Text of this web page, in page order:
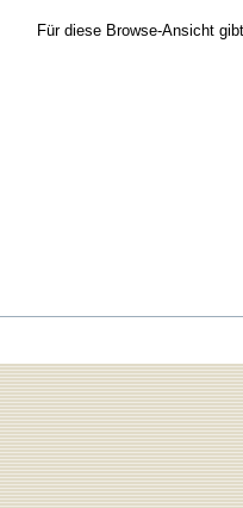
Für diese Browse-Ansicht